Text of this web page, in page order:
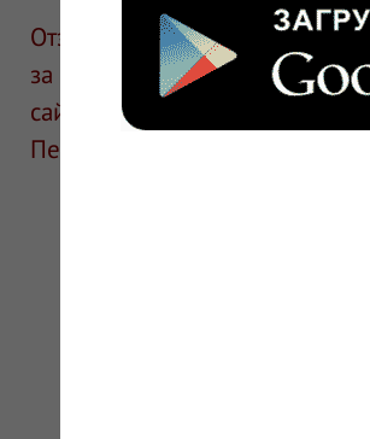
Отзывы размещают
за информацию в отзывах.
сайте для ознакомления и не
Перед применением